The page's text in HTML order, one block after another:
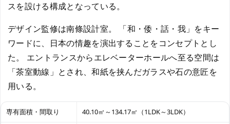
スを設ける構成となっている。
デザイン監修は南條設計室。 「和・倭・話・我」をキー
ワードに、日本の情趣を演出することをコンセプトとし
た。 エントランスからエレベーターホールへ至る空間は
「茶室動線」とされ、和紙を挟んだガラスや石の意匠を
用いる。
専有面積・間取り 40.10㎡～134.17㎡（1LDK～3LDK）